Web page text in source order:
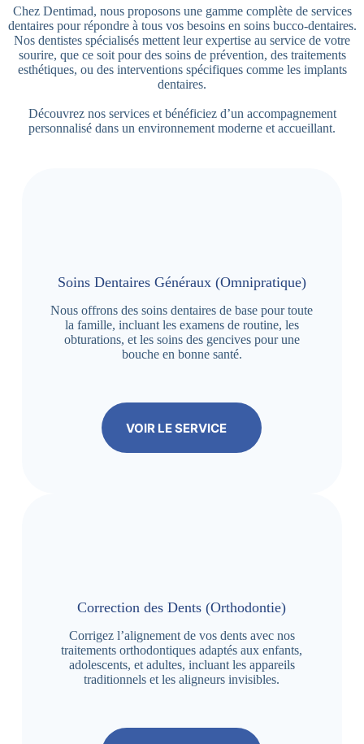
Chez Dentimad, nous proposons une gamme complète de services
dentaires pour répondre à tous vos besoins en soins bucco-dentaires.
Nos dentistes spécialisés mettent leur expertise au service de votre
sourire, que ce soit pour des soins de prévention, des traitements
esthétiques, ou des interventions spécifiques comme les implants
dentaires.
Découvrez nos services et bénéficiez d’un accompagnement
personnalisé dans un environnement moderne et accueillant.
Soins Dentaires Généraux (Omnipratique)
Nous offrons des soins dentaires de base pour toute
la famille, incluant les examens de routine, les
obturations, et les soins des gencives pour une
bouche en bonne santé.
VOIR LE SERVICE
Correction des Dents (Orthodontie)
Corrigez l’alignement de vos dents avec nos
traitements orthodontiques adaptés aux enfants,
adolescents, et adultes, incluant les appareils
traditionnels et les aligneurs invisibles.